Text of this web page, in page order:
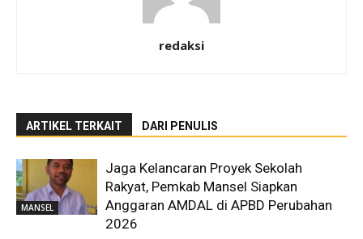
redaksi
ARTIKEL TERKAIT DARI PENULIS
MANSEL
Jaga Kelancaran Proyek Sekolah
Rakyat, Pemkab Mansel Siapkan
Anggaran AMDAL di APBD Perubahan
2026